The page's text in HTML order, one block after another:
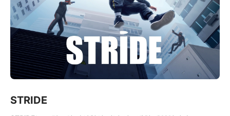
STRIDE